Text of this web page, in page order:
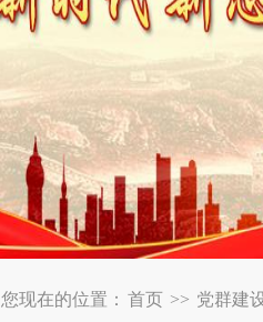
您现在的位置： 首页 >> 党群建